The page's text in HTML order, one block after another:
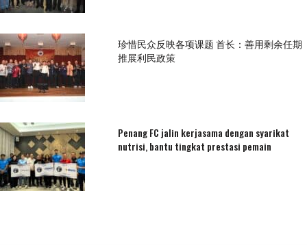
珍惜民众反映各项课题 首长：善用剩余任期
推展利民政策
Penang FC jalin kerjasama dengan syarikat
nutrisi, bantu tingkat prestasi pemain